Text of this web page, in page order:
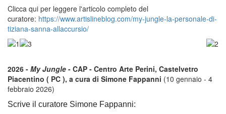
Clicca qui per leggere l'articolo completo del
curatore: https://www.artislineblog.com/my-jungle-la-personale-di-
tiziana-sanna-allaccursio/
2026 - My Jungle - CAP - Centro Arte Perini, Castelvetro
Piacentino ( PC ), a cura di Simone Fappanni (10 gennaio - 4
febbraio 2026)
Scrive il curatore Simone Fappanni: